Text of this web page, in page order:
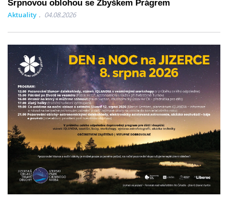
Srpnovou oblohou se Zbyškem Prágrem
Aktuality 04.08.2026